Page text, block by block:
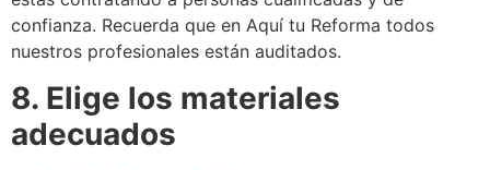
confianza. Recuerda que en Aquí tu Reforma todos
nuestros profesionales están auditados.
8. Elige los materiales
adecuados